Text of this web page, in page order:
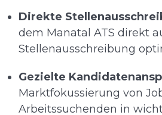
Direkte
dem Manatal ATS direkt
Stellenausschreibung
Gezielte
Marktfokussierung von
Arbeitssuchenden in